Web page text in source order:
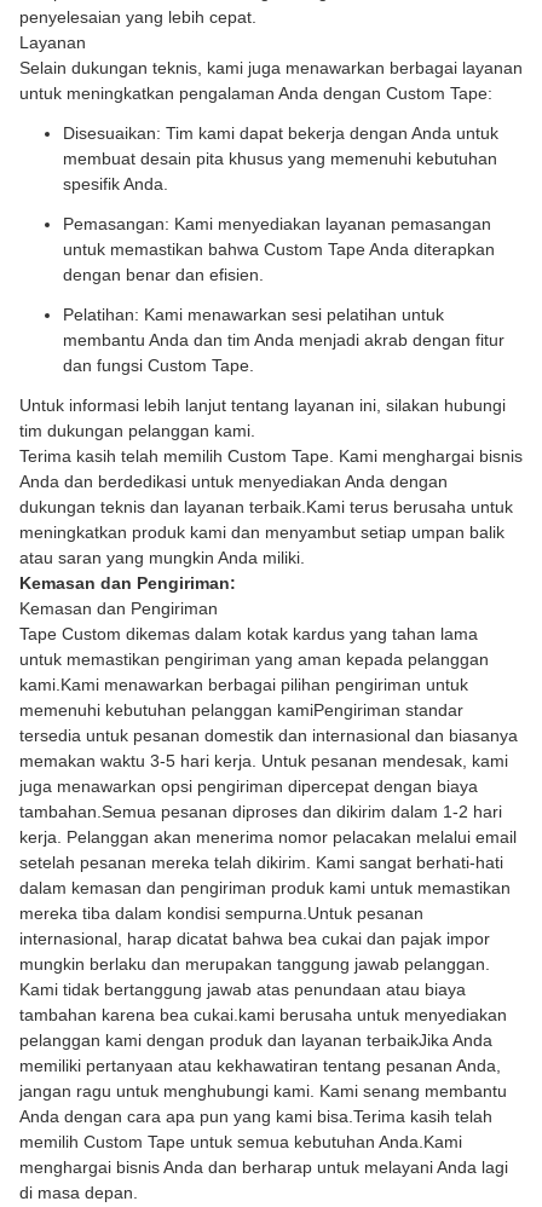
penyelesaian yang lebih cepat.
Layanan
Selain dukungan teknis, kami juga menawarkan berbagai layanan
untuk meningkatkan pengalaman Anda dengan Custom Tape:
Disesuaikan: Tim kami dapat bekerja dengan Anda untuk
membuat desain pita khusus yang memenuhi kebutuhan
spesifik Anda.
Pemasangan: Kami menyediakan layanan pemasangan
untuk memastikan bahwa Custom Tape Anda diterapkan
dengan benar dan efisien.
Pelatihan: Kami menawarkan sesi pelatihan untuk
membantu Anda dan tim Anda menjadi akrab dengan fitur
dan fungsi Custom Tape.
Untuk informasi lebih lanjut tentang layanan ini, silakan hubungi
tim dukungan pelanggan kami.
Terima kasih telah memilih Custom Tape. Kami menghargai bisnis
Anda dan berdedikasi untuk menyediakan Anda dengan
dukungan teknis dan layanan terbaik.Kami terus berusaha untuk
meningkatkan produk kami dan menyambut setiap umpan balik
atau saran yang mungkin Anda miliki.
Kemasan dan Pengiriman:
Kemasan dan Pengiriman
Tape Custom dikemas dalam kotak kardus yang tahan lama
untuk memastikan pengiriman yang aman kepada pelanggan
kami.Kami menawarkan berbagai pilihan pengiriman untuk
memenuhi kebutuhan pelanggan kamiPengiriman standar
tersedia untuk pesanan domestik dan internasional dan biasanya
memakan waktu 3-5 hari kerja. Untuk pesanan mendesak, kami
juga menawarkan opsi pengiriman dipercepat dengan biaya
tambahan.Semua pesanan diproses dan dikirim dalam 1-2 hari
kerja. Pelanggan akan menerima nomor pelacakan melalui email
setelah pesanan mereka telah dikirim. Kami sangat berhati-hati
dalam kemasan dan pengiriman produk kami untuk memastikan
mereka tiba dalam kondisi sempurna.Untuk pesanan
internasional, harap dicatat bahwa bea cukai dan pajak impor
mungkin berlaku dan merupakan tanggung jawab pelanggan.
Kami tidak bertanggung jawab atas penundaan atau biaya
tambahan karena bea cukai.kami berusaha untuk menyediakan
pelanggan kami dengan produk dan layanan terbaikJika Anda
memiliki pertanyaan atau kekhawatiran tentang pesanan Anda,
jangan ragu untuk menghubungi kami. Kami senang membantu
Anda dengan cara apa pun yang kami bisa.Terima kasih telah
memilih Custom Tape untuk semua kebutuhan Anda.Kami
menghargai bisnis Anda dan berharap untuk melayani Anda lagi
di masa depan.